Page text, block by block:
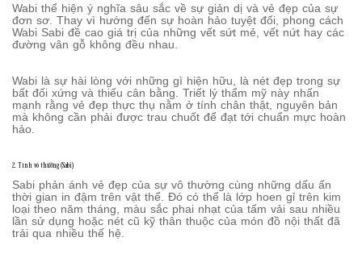
Wabi thể hiện ý nghĩa sâu sắc về sự giản dị và vẻ đẹp của sự
đơn sơ. Thay vì hướng đến sự hoàn hảo tuyệt đối, phong cách
Wabi Sabi đề cao giá trị của những vết sứt mẻ, vết nứt hay các
đường vân gỗ không đều nhau.
Wabi là sự hài lòng với những gì hiện hữu, là nét đẹp trong sự
bất đối xứng và thiếu cân bằng. Triết lý thẩm mỹ này nhấn
mạnh rằng vẻ đẹp thực thụ nằm ở tính chân thật, nguyên bản
mà không cần phải được trau chuốt để đạt tới chuẩn mực hoàn
hảo.
2. Tính vô thường (Sabi)
Sabi phản ánh vẻ đẹp của sự vô thường cùng những dấu ấn
thời gian in đậm trên vật thể. Đó có thể là lớp hoen gỉ trên kim
loại theo năm tháng, màu sắc phai nhạt của tấm vải sau nhiều
lần sử dụng hoặc nét cũ kỹ thân thuộc của món đồ nội thất đã
trải qua nhiều thế hệ.